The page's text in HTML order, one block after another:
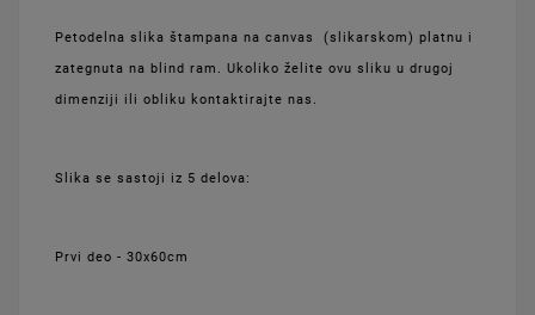
Petodelna slika štampana na canvas (slikarskom) platnu i
zategnuta na blind ram. Ukoliko želite ovu sliku u drugoj
dimenziji ili obliku kontaktirajte nas.
Slika se sastoji iz 5 delova:
Prvi deo - 30x60cm